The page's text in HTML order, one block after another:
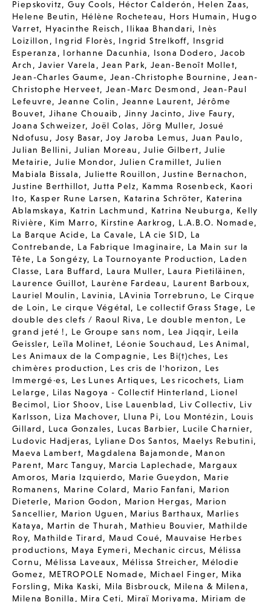
Piepskovitz,Guy Cools, Héctor Calderón , Helen Zaas,
Helene Beutin, Hélène Rocheteau, Hors Humain , Hugo
Varret, Hyacinthe Reisch , Ilikaa Bhandari, Inès
Loizillon , Ingrid Florès, Ingrid Strelkoff, Insgrid
Esperanza , Iorhanne Dacunhia, Isona Dodero, Jacob
Arch ,Javier Varela ,Jean Park, Jean-Benoît Mollet,
Jean-Charles Gaume,Jean-Christophe Bournine,Jean-
Christophe Herveet,Jean-Marc Desmond , Jean-Paul
Lefeuvre,Jeanne Colin , Jeanne Laurent,Jérôme
Bouvet,Jihane Chouaib , Jinny Jacinto, Jive Faury,
Joana Schweizer, Joël Colas, Jörg Muller, Josué
Ndofusu , Josy Basar,Joy Jaroba Lemus, Juan Paulo,
Julian Bellini,Julian Moreau ,Julie Gilbert,Julie
Metairie,Julie Mondor, Julien Cramillet, Julien
Mabiala Bissala, Juliette Rouillon ,Justine Bernachon,
Justine Berthillot,Jutta Pelz, Kamma Rosenbeck, Kaori
Ito, Kasper Rune Larsen, Katarina Schröter, Katerina
Ablamskaya, Katrin Lachmund , Katrina Neuburga, Kelly
Rivière, Kim Marro, Kirstine Aarkrog, L.A.B.O. Nomade,
La Barque Acide, La Cavale, LA cie SID, La
Contrebande, La Fabrique Imaginaire, La Main sur la
Tête, La Songézy, La Tournoyante Production, Laden
Classe, Lara Buffard, Laura Muller, Laura Pietiläinen,
Laurence Guillot, Laurène Fardeau, Laurent Barboux,
Lauriel Moulin , Lavinia, LAvinia Torrebruno, Le Cirque
de Loin , Le cirque Végétal, Le collectif Grass Stage, Le
double des clefs / Raoul Riva , Le double menton , Le
grand jeté ! , Le Groupe sans nom , Lea Jiqqir, Leila
Geissler, Leïla Molinet, Léonie Souchaud, Les Animal,
Les Animaux de la Compagnie, Les Bi(t)ches, Les
chimères production , Les cris de l'horizon , Les
Immergé·es, Les Lunes Artiques, Les ricochets, Liam
Lelarge, Lilas Nagoya - Collectif Hinterland , Lionel
Becimol, Lior Shoov, Lise Lauenblad, Liv Collectiv, Liv
Karlsson, Liza Machover, Lluna Pi, Lou Montézin , Louis
Gillard , Luca Gonzales, Lucas Barbier, Lucile Charnier,
Ludovic Hadjeras, Lyliane Dos Santos, Maelys Rebutini,
Maeva Lambert, Magdalena Bajamonde, Manon
Parent, Marc Tanguy, Marcia Laplechade, Margaux
Amoros, Maria Izquierdo, Marie Gueydon, Marie
Romanens, Marine Colard, Mario Fanfani, Marion
Dieterle, Marion Godon , Marion Hergas, Marion
Sancellier, Marion Uguen , Marius Barthaux, Marlies
Kataya, Martin de Thurah , Mathieu Bouvier, Mathilde
Roy, Mathilde Tirard, Maud Coué, Mauvaise Herbes
productions, Maya Eymeri, Mechanic circus, Mélissa
Cornu, Mélissa Laveaux, Mélissa Streicher, Mélodie
Gomez, METROPOLE Nomade, Michael Finger, Mika
Forsling, Mika Kaski, Mila Bisbrouck, Milena & Milena,
Milena Bonilla , Mira Ceti, Miraï Moriyama, Miriam de